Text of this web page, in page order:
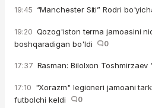
19:45 “Manchester Siti” Rodri
19:20 Qozog'iston terma jamoasini
boshqaradigan bo'ldi
0
17:37 Rasman: Bilolxon Toshmirzaev
17:10 "Xorazm" legioneri jamoani
futbolchi keldi
0